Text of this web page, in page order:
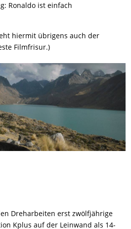
Ronaldo ist einfach
hiermit übrigens auch der
Filmfrisur.)
Dreharbeiten erst zwölfjährige
Kplus auf der Leinwand als 14-